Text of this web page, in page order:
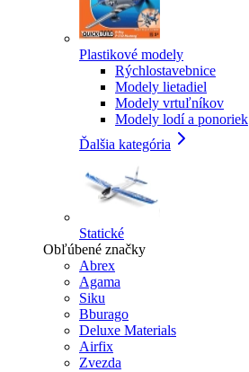
Plastikové modely
Rýchlostavebnice
Modely lietadiel
Modely vrtuľníkov
Modely lodí a ponoriek
Ďalšia kategória
Statické
Obľúbené značky
Abrex
Agama
Siku
Bburago
Deluxe Materials
Airfix
Zvezda